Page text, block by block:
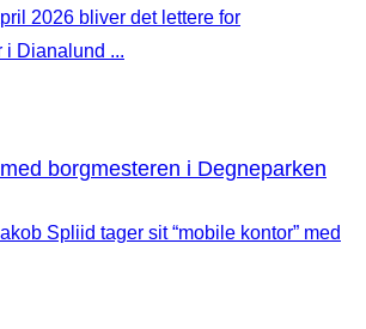
2026 bliver det lettere for
i Dianalund ...
borgmesteren i Degneparken
Spliid tager sit “mobile kontor” med